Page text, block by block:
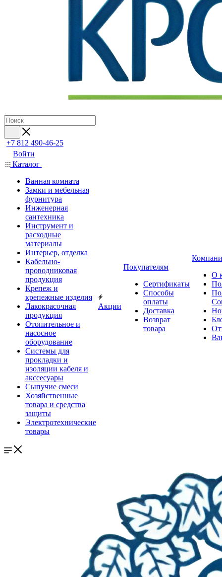
+7 812 490-46-25
Войти
Каталог
Ванная комната
Замки и мебельная
фурнитура
Инженерная
сантехника
Инструмент и
расходные
материалы
Интерьер, отделка
Кабельно-
проводниковая
продукция
Крепеж и
крепежные изделия
Лакокрасочная
продукция
Отопительное и
насосное
оборудование
Системы для
прокладки и
изоляции кабеля и
акссесуары
Сыпучие смеси
Хозяйственные
товара и средства
защиты
Электротехнические
товары
Акции
Покупателям
Сертификаты
Способы
оплаты
Доставка
Возврат
товара
О